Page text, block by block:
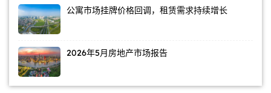
公寓市场挂牌价格回调，租赁需求持续增长
2026年5月房地产市场报告